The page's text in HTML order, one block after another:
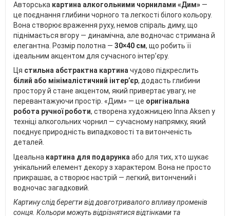
Авторська картина алкогольними чорнилами «Дим» —
це поєднання глибини чорного та легкості білого кольору.
Вона створює враження руху, немов спіраль диму, що
піднімається вгору — динамічна, але водночас стримана й
елегантна. Розмір полотна — 30×40 см, що робить її
ідеальним акцентом для сучасного інтер’єру.
Ця стильна абстрактна картиначудово підкреслить
білий або мінімалістичний інтер’єр, додасть глибини
простору й стане акцентом, який привертає увагу, не
перевантажуючи простір. «Дим» — це оригінальна
робота ручної роботи, створена художницею Inna Aksen у
техніці алкогольних чорнил — сучасному напрямку, який
поєднує природність випадковості та витонченість
деталей.
Ідеальна картина для подарунка або для тих, хто шукає
унікальний елемент декору з характером. Вона не просто
прикрашає, а створює настрій — легкий, витончений і
водночас загадковий.
Картину слід берегти від довготривалого впливу променів
сонця. Кольори можуть відрізнятися відтінками та